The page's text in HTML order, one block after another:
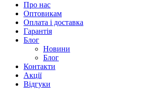
Про нас
Оптовикам
Оплата і доставка
Гарантія
Блог
Новини
Блог
Контакти
Акції
Відгуки